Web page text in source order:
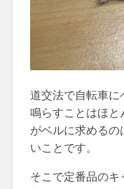
道交法で自転車に
鳴らすことはほと
がベルに求める
いことです。
そこで定番品のキ